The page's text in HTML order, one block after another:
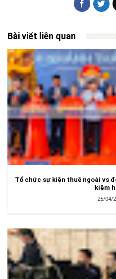
Bài viết liên quan
Tổ chức sự kiện thuê ngoài vs
kiệm
25/04/